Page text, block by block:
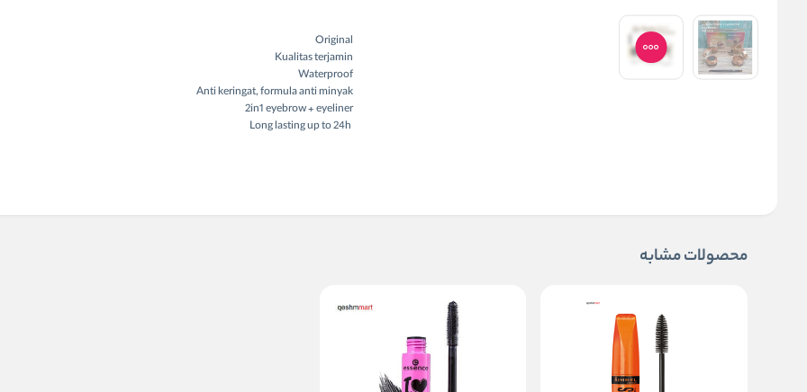
Original
Kualitas terjamin
Waterproof
Anti keringat, formula anti minyak
2in1 eyebrow + eyeliner
محصولات مشابه